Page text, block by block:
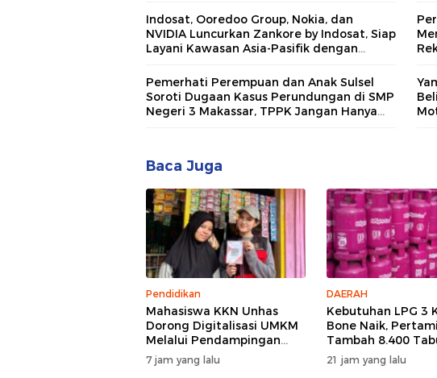
Indosat, Ooredoo Group, Nokia, dan
NVIDIA Luncurkan Zankore by Indosat, Siap
Layani Kawasan Asia-Pasifik dengan
Pemerhati Perempuan dan Anak Sulsel
Soroti Dugaan Kasus Perundungan di SMP
Negeri 3 Makassar, TPPK Jangan Hanya
Baca Juga
Pendidikan
Mahasiswa KKN Unhas
Dorong Digitalisasi UMKM
Melalui Pendampingan
Pembuatan QRIS di Desa
Bonto Tallasa
7 jam yang lalu
DAERAH
Kebutuhan LPG 3
Bone Naik,
Tambah 8.400
21 jam yang lalu